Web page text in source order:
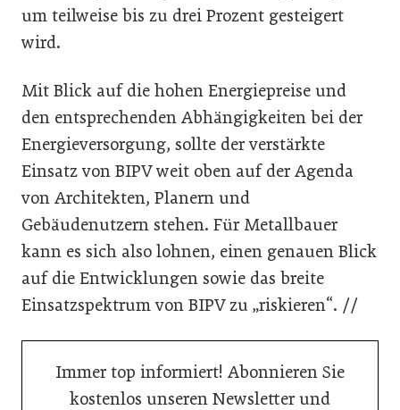
um teilweise bis zu drei Prozent gesteigert
wird.
Mit Blick auf die hohen Energiepreise und
den entsprechenden Abhängigkeiten bei der
Energieversorgung, sollte der verstärkte
Einsatz von BIPV weit oben auf der Agenda
von Architekten, Planern und
Gebäudenutzern stehen. Für Metallbauer
kann es sich also lohnen, einen genauen Blick
auf die Entwicklungen sowie das breite
Einsatzspektrum von BIPV zu „riskieren“. //
Immer top informiert! Abonnieren Sie
kostenlos unseren Newsletter und